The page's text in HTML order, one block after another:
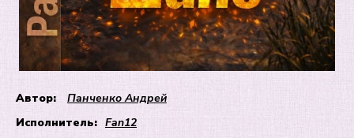
Автор:
Панченко Андрей
Исполнитель: Fan12